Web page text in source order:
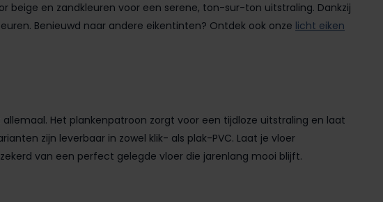
en zandkleuren voor een serene, ton-sur-ton uitstraling. Dankzij
Benieuwd naar andere eikentinten? Ontdek ook onze licht eiken
Het plankenpatroon zorgt voor een tijdloze uitstraling en laat
zijn leverbaar in zowel klik- als plak-PVC. Laat je vloer
van een perfect gelegde vloer die jarenlang mooi blijft.